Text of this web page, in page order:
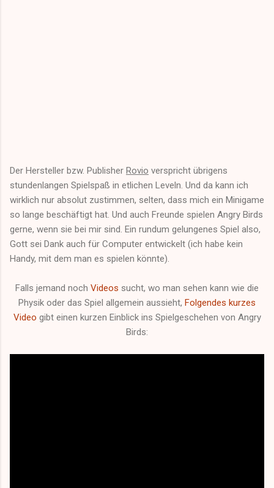
Der Hersteller bzw. Publisher Rovio verspricht übrigens
stundenlangen Spielspaß in etlichen Leveln. Und da kann ich
wirklich nur absolut zustimmen, selten, dass mich ein Minigame
so lange beschäftigt hat. Und auch Freunde spielen Angry Birds
gerne, wenn sie bei mir sind. Ein rundum gelungenes Spiel also,
Gott sei Dank auch für Computer entwickelt (ich habe kein
Handy, mit dem man es spielen könnte).
Falls jemand noch Videos sucht, wo man sehen kann wie die
Physik oder das Spiel allgemein aussieht, Folgendes kurzes
Video gibt einen kurzen Einblick ins Spielgeschehen von Angry
Birds: